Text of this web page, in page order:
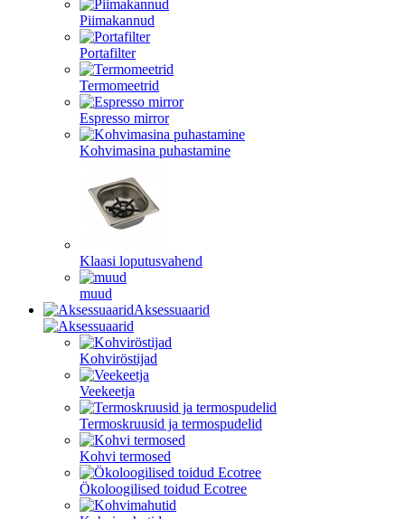
Piimakannud
Portafilter
Termomeetrid
Espresso mirror
Kohvimasina puhastamine
Klaasi loputusvahend
muud
Aksessuaarid
Kohviröstijad
Veekeetja
Termoskruusid ja termospudelid
Kohvi termosed
Ökoloogilised toidud Ecotree